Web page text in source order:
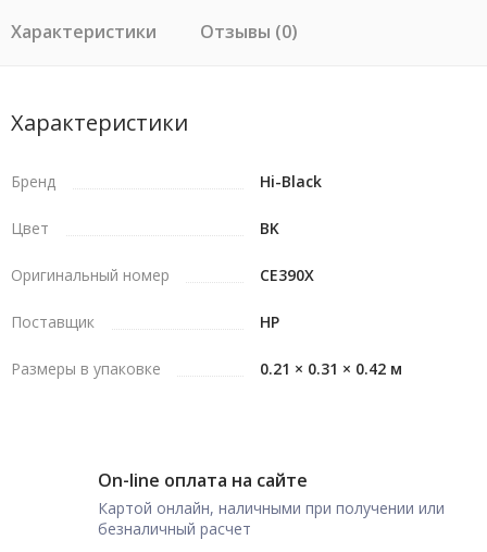
Характеристики Отзывы (0)
Характеристики
Бренд Hi-Black
Цвет BK
Оригинальный номер CE390X
Поставщик HP
Размеры в упаковке 0.21 × 0.31 × 0.42 м
On-line оплата на сайте
Картой онлайн, наличными при получении или
безналичный расчет